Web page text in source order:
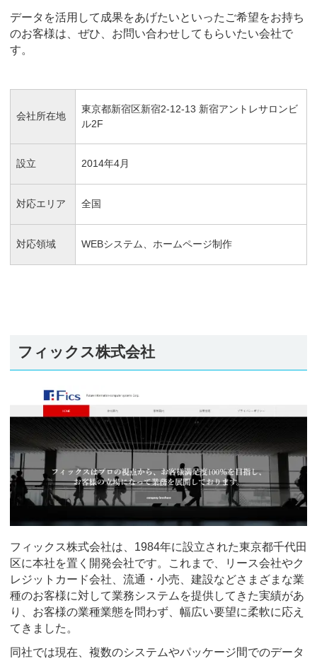
データを活用して成果をあげたいといったご希望をお持ち
のお客様は、ぜひ、お問い合わせしてもらいたい会社で
す。
会社所在地
東京都新宿区新宿2-12-13 新宿アントレサロンビ
ル2F
設立 2014年4月
対応エリア 全国
対応領域 WEBシステム、ホームページ制作
フィックス株式会社
フィックス株式会社は、1984年に設立された東京都千代田
区に本社を置く開発会社です。これまで、リース会社やク
レジットカード会社、流通・小売、建設などさまざまな業
種のお客様に対して業務システムを提供してきた実績があ
り、お客様の業種業態を問わず、幅広い要望に柔軟に応え
てきました。
同社では現在、複数のシステムやパッケージ間でのデータ